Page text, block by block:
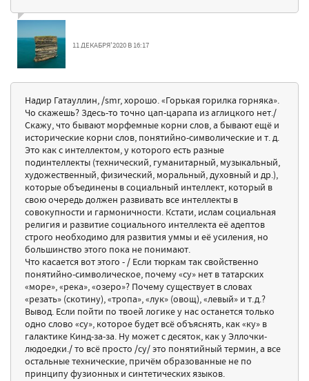
11 ДЕКАБРЯ'2020 В 16:17
Надир Гатауллин, /smr, хорошо. «Горькая горилка горняка».
Чо скажешь? Здесь-то точно цап-царапа из аглицкого нет./
Скажу, что бывают морфемные корни слов, а бывают ещё и
исторические корни слов, понятийно-символические и т. д.
Это как с интеллектом, у которого есть разные
подинтеллекты (технический, гуманитарный, музыкальный,
художественный, физический, моральный, духовный и др.),
которые объединены в социальный интеллект, который в
свою очередь должен развивать все интеллекты в
совокупности и гармоничности. Кстати, ислам социальная
религия и развитие социального интеллекта её адептов
строго необходимо для развития уммы и её усиления, но
большинство этого пока не понимают.
Что касается вот этого - / Если тюркам так свойственно
понятийно-символическое, почему «су» нет в татарских
«море», «река», «озеро»? Почему существует в словах
«резать» (скотину), «тропа», «лук» (овощ), «левый» и т.д.?
Вывод. Если пойти по твоей логике у нас останется только
одно слово «су», которое будет всё объяснять, как «ку» в
галактике Кинд-за-за. Ну может с десяток, как у Эллочки-
людоедки./ то всё просто /су/ это понятийный термин, а все
остальные технические, причём образованные не по
принципу фузионных и синтетических языков.